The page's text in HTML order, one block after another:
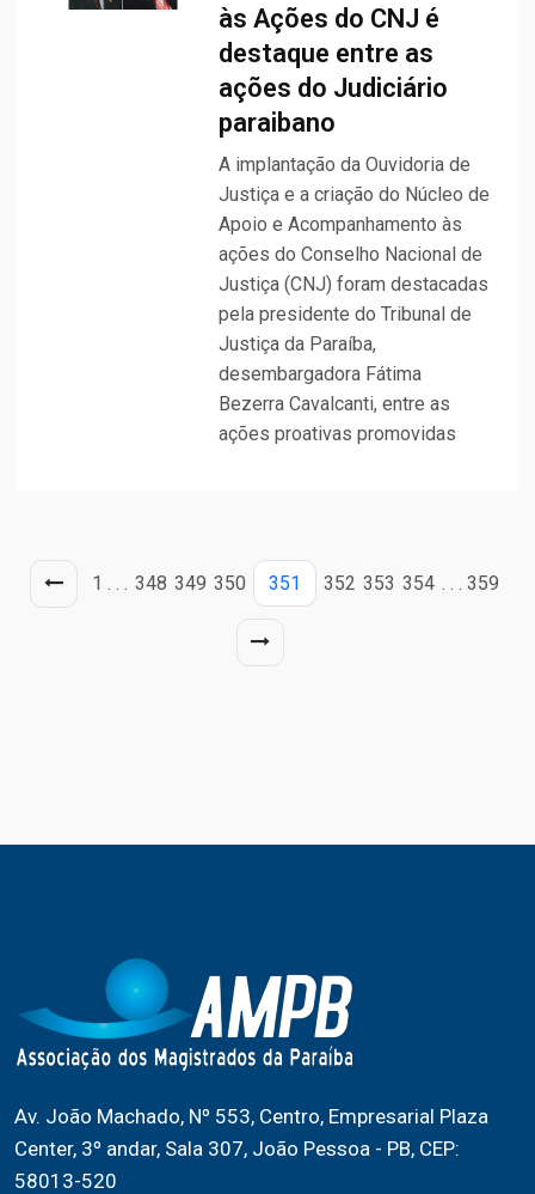
às Ações do CNJ é
destaque entre as
ações do Judiciário
paraibano
A implantação da Ouvidoria de
Justiça e a criação do Núcleo de
Apoio e Acompanhamento às
ações do Conselho Nacional de
Justiça (CNJ) foram destacadas
pela presidente do Tribunal de
Justiça da Paraíba,
desembargadora Fátima
Bezerra Cavalcanti, entre as
ações proativas promovidas
1 . . . 348 349 350 351 352 353 354 . . . 359
Av. João Machado, Nº 553, Centro, Empresarial Plaza
Center, 3º andar, Sala 307, João Pessoa - PB, CEP:
58013-520